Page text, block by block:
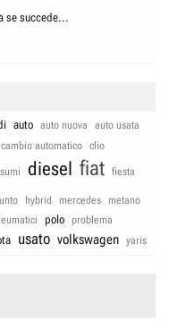
se succede...
auto auto nuova
auto usata
cambio automatico clio
diesel fiat fiesta
hybrid mercedes
metano
polo
problema
usato volkswagen yaris